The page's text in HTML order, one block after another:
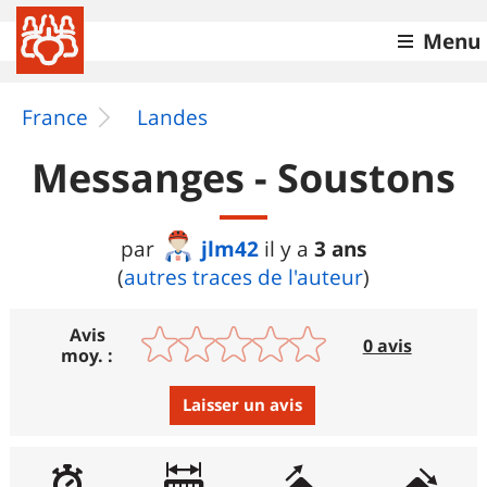
Menu
France Landes
Messanges - Soustons
par jlm42 il y a 3 ans
(autres traces de l'auteur)
Avis
moy. :
0 avis
Laisser un avis